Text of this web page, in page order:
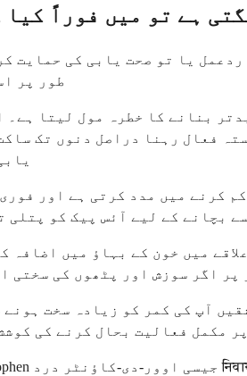
ہے تو میں فوراً کیا
یا تو صحت یابی کی حمایت
طور پر
بنانے کا خطرہ مول لیتا ہے۔
فعال رہنا دراصل دنوں تک
برف لگائیں۔ برف سوزش کو کم کرنے میں مدد کرتی
بچانے کے لیے آئس پیک کو پتلی
میں خون کے بہاؤ میں اضافہ
اگر سوزش اور پٹھوں کی سختی
آپ کی کمر کو زیادہ سخت ہونے
مکمل فعالیت بحال کرنے کی